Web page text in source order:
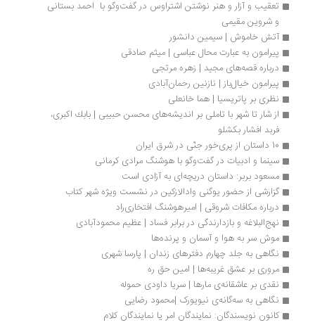
تعقیب و آزار و هنر نوشتن اشتراوس در گفت‌وگو با  احمد بستانی
و شروین مقیمی
آتش خاموش | سیمین دانشور
پیرامون به عبارت محال عباسی | میثم صادقی
درباره قصه‌های مجید | زهره مرتجی
پیرامون خیال‌باز | نازنین رحمان‌آبادی
نظری بر پاتریسیا | هما خانعلی
از شار تا شهر با تاملی بر اندیشه‌های محسن حبیبی | بابك اكبری،
فربد افشار بكشلو
سینما و ادبیات در گفت‌وگو با هوشنگ مرادی کرمانی
مسعود بربر: داستان دریچه‌ای به آزادی است
گزارشی از حضور یوگنی وادالازکین در نشست ویژه شهر کتاب
درباره مکافات شروقی | امیرهوشنگ افتخاری‌راد
نهج‌البلاغه و بازدارندگی در برابر فساد | عظیم محمودآبادی
موش سر به هوا و آسمان و پرنده‌ها
نگاهی به جلد چهارم دفترهای زندان | پارسا شهری
مروری بر عشق غریبه‌ها | امین حق ره
نقدی بر عاشقانه‌ی مارها | سریا داودی حموله
نگاهی به سه‌گانه‌ی نیویورک |محمود رضایی
کانون نویسندگان: نمایندگان امر یا نمایندگان کلام